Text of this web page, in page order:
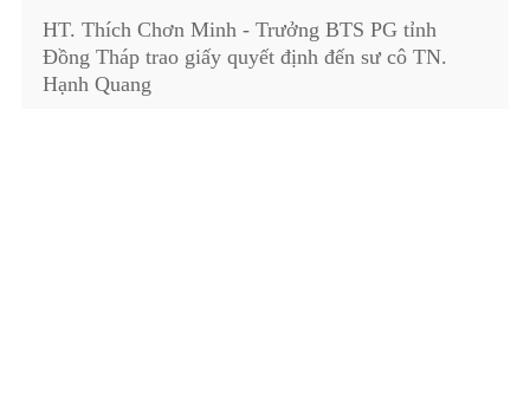
HT. Thích Chơn Minh - Trưởng BTS PG tỉnh
Đồng Tháp trao giấy quyết định đến sư cô TN.
Hạnh Quang